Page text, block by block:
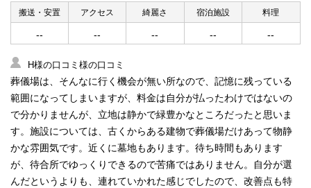
搬送・安置
--
アクセス
--
綺麗さ
--
宿泊施設
--
料理
--
H様の口コミ様の口コミ
葬儀場は、そんなに行く機会が無い所なので、記憶に残っている
範囲になってしまいますが、料金は自分が払ったわけではないの
で分かりませんが、立地は静かで緑豊かなところだったと思いま
す。施設については、古くからある建物で葬儀場だけあって物静
かな雰囲気です。近くに墓地もあります。待ち時間もあります
が、待合所でゆっくりできるので苦痛ではありません。自分が選
んだというよりも、連れていかれた感じでしたので、改善点も特